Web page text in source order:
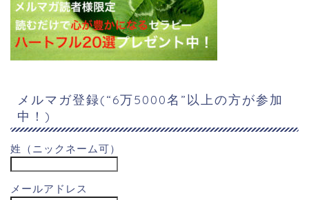
メルマガ登録(“6万5000名”以上の方が参加
中！)
姓（ニックネーム可）
メールアドレス